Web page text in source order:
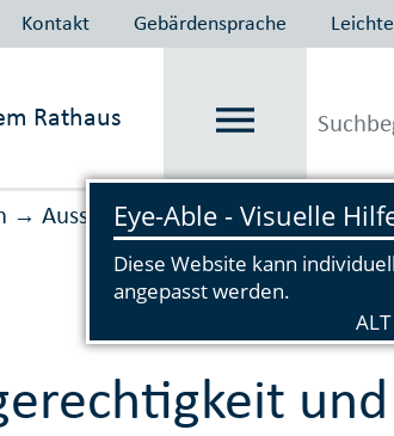
Kontakt Gebärdensprache
Rathaus
→ Ausschuss für Chancen­ge­rechtig­
und